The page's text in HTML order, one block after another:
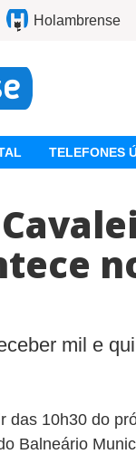
Holambrense
TELEFONES
mil e
das 10h30 do
Balneário